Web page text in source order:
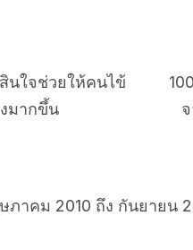
นใจช่วยให้คนไข้
มากขึ้น
าคม 2010 ถึง กันยายน